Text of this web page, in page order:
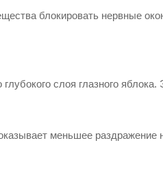
блокировать нервные
слоя глазного
меньшее раздражение